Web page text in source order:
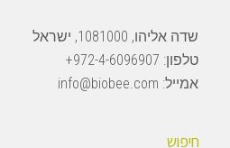
שדה אליהו, 1081000, ישראל
טלפון: 972-4-6096907+
אמייל: info@biobee.com
חיפוש